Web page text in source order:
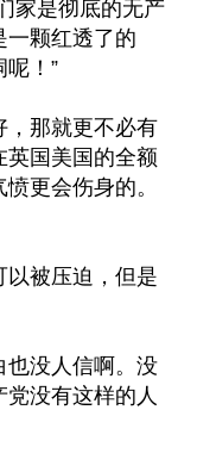
家是彻底的无产
一颗红透了的
！”
，那就更不必有
英国美国的全额
更会伤身的。
以被压迫，但是
也没人信啊。没
没有这样的人